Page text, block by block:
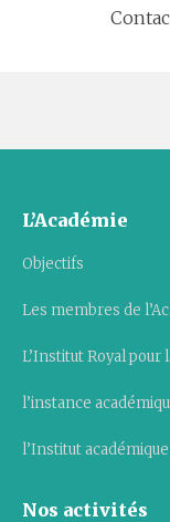
L’Académie
Objectifs
Les membres de
L’Institut Royal pour
l’instance
l’Institut
Nos activités